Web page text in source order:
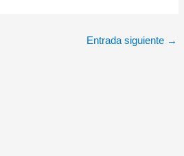
Entrada siguiente →